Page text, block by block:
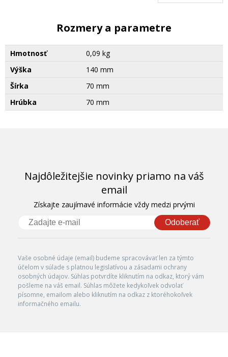
Rozmery a parametre
Hmotnosť
0,09 kg
Výška
140 mm
Šírka
70 mm
Hrúbka
70 mm
Najdôležitejšie novinky priamo na váš
email
Získajte zaujímavé informácie vždy medzi prvými
Odoberať
Vaše osobné údaje (email) budeme spracovávať len za týmto
účelom v súlade s platnou legislatívou a zásadami ochrany
osobných údajov. Súhlas potvrdíte kliknutím na odkaz, ktorý vám
pošleme na váš email. Súhlas môžete kedykoľvek odvolať
písomne, emailom alebo kliknutím na odkaz z ktoréhokoľvek
informačného emailu.